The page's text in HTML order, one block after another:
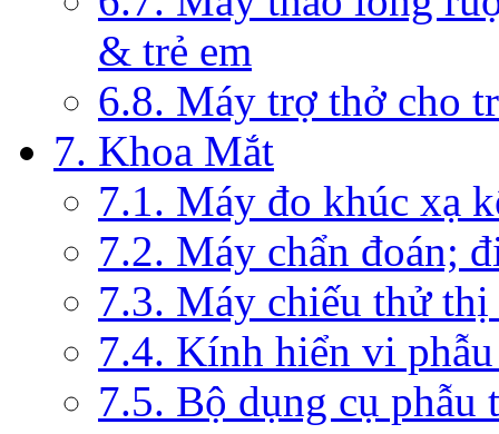
& trẻ em
6.8. Máy trợ thở cho
7. Khoa Mắt
7.1. Máy đo khúc xạ
7.2. Máy chẩn đoán;
7.3. Máy chiếu thử
7.4. Kính hiển vi
7.5. Bộ dụng cụ phẫu